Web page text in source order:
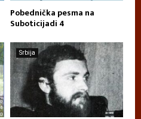
Pobednička pesma na
Suboticijadi 4
Srbija